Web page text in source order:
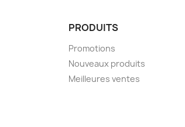
PRODUITS
Promotions
Nouveaux produits
Meilleures ventes